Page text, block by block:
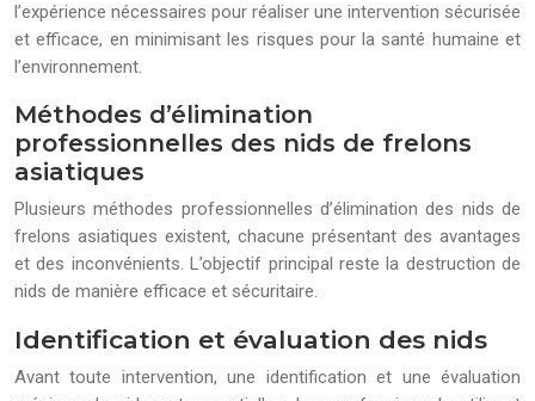
l’expérience nécessaires pour réaliser une intervention sécurisée
et efficace, en minimisant les risques pour la santé humaine et
l’environnement.
Méthodes d’élimination
professionnelles des nids de frelons
asiatiques
Plusieurs méthodes professionnelles d’élimination des nids de
frelons asiatiques existent, chacune présentant des avantages
et des inconvénients. L’objectif principal reste la destruction de
nids de manière efficace et sécuritaire.
Identification et évaluation des nids
Avant toute intervention, une identification et une évaluation